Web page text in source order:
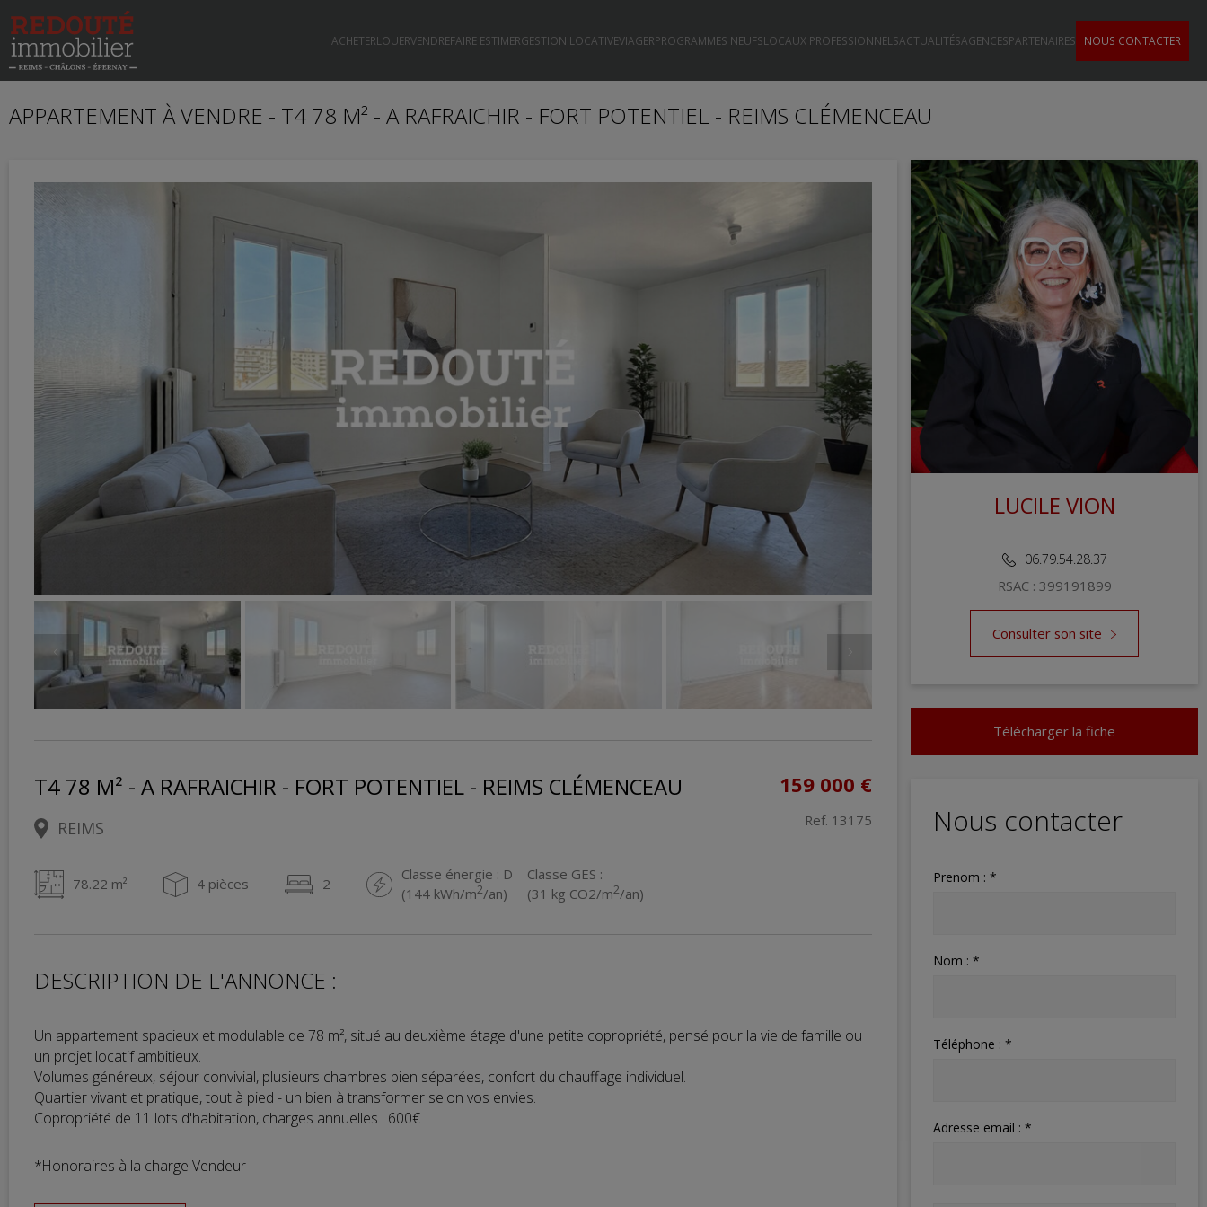
ACHETERLOUERVENDREFAIRE ESTIMERGESTION LOCATIVEVIAGERPROGRAMMES NEUFSLOCAUX PROFESSIONNELSACTUALITÉSAGENCESPARTENAIRES NOUS CONTACTER
APPARTEMENT À VENDRE - T4 78 M² - A RAFRAICHIR - FORT POTENTIEL - REIMS CLÉMENCEAU
T4 78 M² - A RAFRAICHIR - FORT POTENTIEL - REIMS CLÉMENCEAU
REIMS
78.22 m² 4 pièces 2
Classe énergie : D
(144 kWh/m2/an)
Classe GES :
(31 kg CO2/m2/an)
159 000 €
Ref. 13175
DESCRIPTION DE L'ANNONCE :
Un appartement spacieux et modulable de 78 m², situé au deuxième étage d'une petite copropriété, pensé pour la vie de famille ou
un projet locatif ambitieux.
Volumes généreux, séjour convivial, plusieurs chambres bien séparées, confort du chauffage individuel.
Quartier vivant et pratique, tout à pied - un bien à transformer selon vos envies.
Copropriété de 11 lots d'habitation, charges annuelles : 600€
*Honoraires à la charge Vendeur
LUCILE VION
06.79.54.28.37
RSAC : 399191899
Consulter son site
Télécharger la fiche
Nous contacter
Prenom : *
Nom : *
Téléphone : *
Adresse email : *